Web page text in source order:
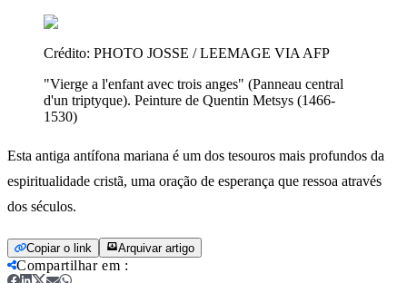
Crédito: PHOTO JOSSE / LEEMAGE VIA AFP
"Vierge a l'enfant avec trois anges" (Panneau central
d'un triptyque). Peinture de Quentin Metsys (1466-
1530)
Esta antiga antífona mariana é um dos tesouros mais profundos da
espiritualidade cristã, uma oração de esperança que ressoa através
dos séculos.
Copiar o link Arquivar artigo
Compartilhar em :